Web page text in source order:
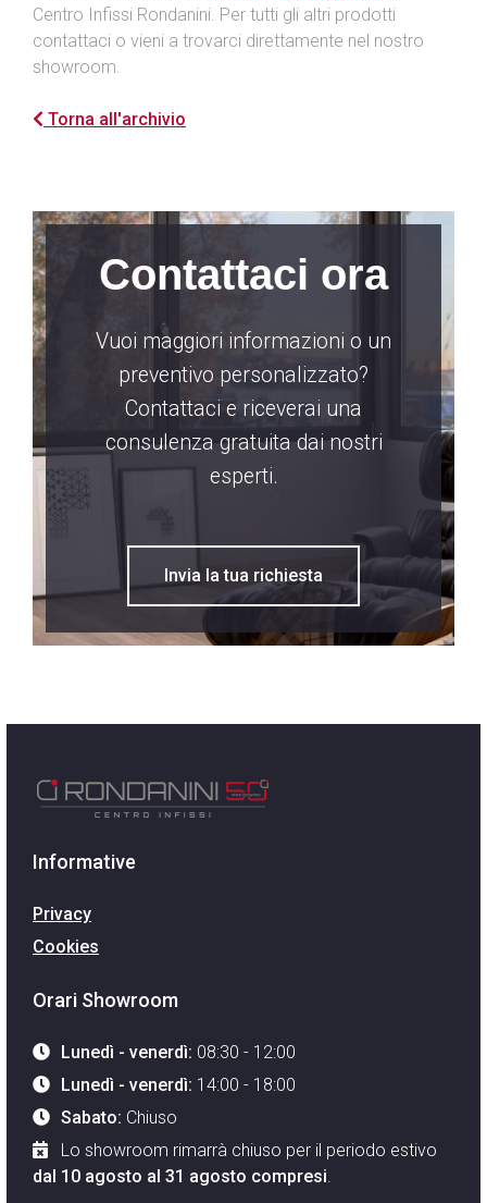
Centro Infissi Rondanini. Per tutti gli altri prodotti
contattaci o vieni a trovarci direttamente nel nostro
showroom.
Torna all'archivio
Contattaci ora
Vuoi maggiori informazioni o un
preventivo personalizzato?
Contattaci e riceverai una
consulenza gratuita dai nostri
esperti.
Invia la tua richiesta
Informative
Privacy
Cookies
Orari Showroom
Lunedì - venerdì: 08:30 - 12:00
Lunedì - venerdì: 14:00 - 18:00
Sabato: Chiuso
Lo showroom rimarrà chiuso per il periodo estivo
dal 10 agosto al 31 agosto compresi